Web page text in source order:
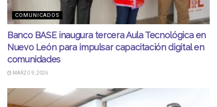
COMUNICADOS
Banco BASE inaugura tercera Aula Tecnológica en
Nuevo León para impulsar capacitación digital en
comunidades
MARZO 9, 2026